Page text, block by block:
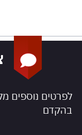
לפרטים נוספים
בהקדם